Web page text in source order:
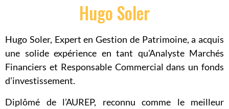
Hugo Soler
Hugo Soler, Expert en Gestion de Patrimoine, a acquis
une solide expérience en tant qu’Analyste Marchés
Financiers et Responsable Commercial dans un fonds
d’investissement.
Diplômé de l’AUREP, reconnu comme le meilleur